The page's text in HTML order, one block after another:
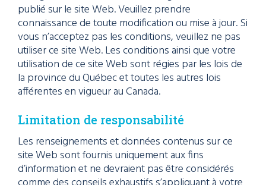
publié sur le site Web. Veuillez prendre
connaissance de toute modification ou mise à jour. Si
vous n’acceptez pas les conditions, veuillez ne pas
utiliser ce site Web. Les conditions ainsi que votre
utilisation de ce site Web sont régies par les lois de
la province du Québec et toutes les autres lois
afférentes en vigueur au Canada.
Limitation de responsabilité
Les renseignements et données contenus sur ce
site Web sont fournis uniquement aux fins
d’information et ne devraient pas être considérés